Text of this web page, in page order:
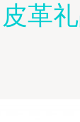
皮革